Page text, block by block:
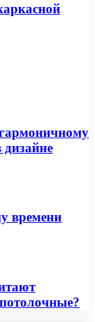
времени